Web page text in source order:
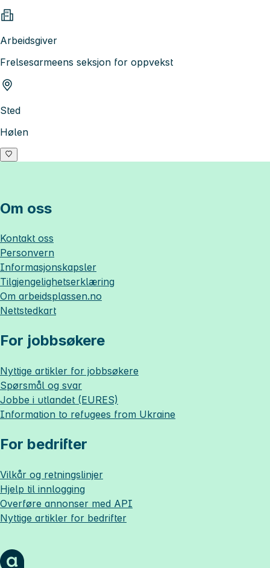
Arbeidsgiver
Frelsesarmeens seksjon for oppvekst
Sted
Hølen
Om oss
Kontakt oss
Personvern
Informasjonskapsler
Tilgjengelighetserklæring
Om arbeidsplassen.no
Nettstedkart
For jobbsøkere
Nyttige artikler for jobbsøkere
Spørsmål og svar
Jobbe i utlandet (EURES)
Information to refugees from Ukraine
For bedrifter
Vilkår og retningslinjer
Hjelp til innlogging
Overføre annonser med API
Nyttige artikler for bedrifter